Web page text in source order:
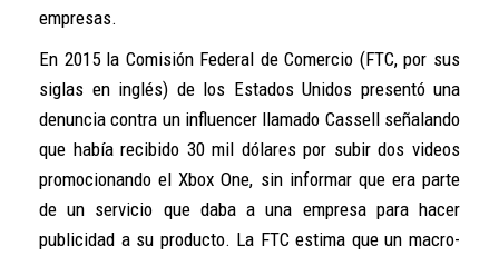
empresas.
En 2015 la Comisión Federal de Comercio (FTC, por sus
siglas en inglés) de los Estados Unidos presentó una
denuncia contra un influencer llamado Cassell señalando
que había recibido 30 mil dólares por subir dos videos
promocionando el Xbox One, sin informar que era parte
de un servicio que daba a una empresa para hacer
publicidad a su producto. La FTC estima que un macro-